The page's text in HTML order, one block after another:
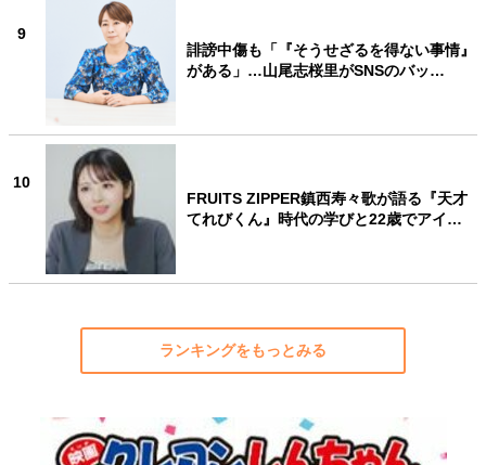
9
誹謗中傷も「『そうせざるを得ない事情』
がある」…山尾志桜里がSNSのバッ…
10
FRUITS ZIPPER鎮西寿々歌が語る『天才
てれびくん』時代の学びと22歳でアイ…
ランキングをもっとみる